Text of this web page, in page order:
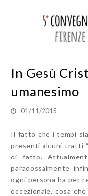
In Gesù
umanesimo
01/11/2015
Il fatto che i tempi
presenti alcuni tratti
di fatto.
paradossalmente
ogni persona ha per
eccezionale, cosa